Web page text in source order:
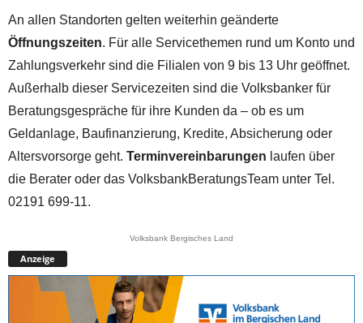
An allen Standorten gelten weiterhin geänderte
Öffnungszeiten. Für alle Servicethemen rund um Konto und
Zahlungsverkehr sind die Filialen von 9 bis 13 Uhr geöffnet.
Außerhalb dieser Servicezeiten sind die Volksbanker für
Beratungsgespräche für ihre Kunden da – ob es um
Geldanlage, Baufinanzierung, Kredite, Absicherung oder
Altersvorsorge geht. Terminvereinbarungen laufen über
die Berater oder das VolksbankBeratungsTeam unter Tel.
02191 699-11.
Volksbank Bergisches Land
Anzeige